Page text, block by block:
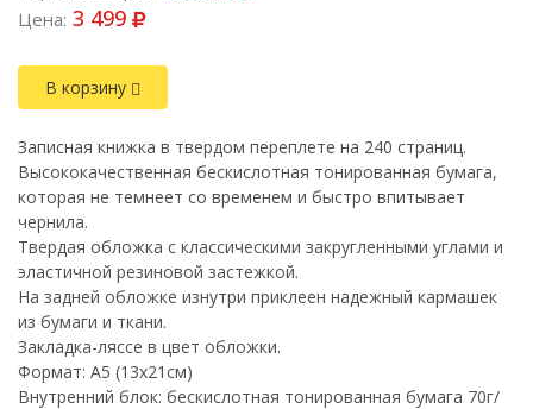
Цена: 3 499
В корзину
Записная книжка в твердом переплете на 240 страниц.
Высококачественная бескислотная тонированная бумага,
которая не темнеет со временем и быстро впитывает
чернила.
Твердая обложка с классическими закругленными углами и
эластичной резиновой застежкой.
На задней обложке изнутри приклеен надежный кармашек
из бумаги и ткани.
Закладка-ляссе в цвет обложки.
Формат: A5 (13х21см)
Внутренний блок: бескислотная тонированная бумага 70г/